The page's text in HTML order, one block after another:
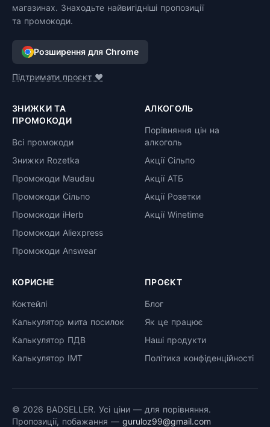
магазинах. Знаходьте найвигідніші пропозиції
та промокоди.
Розширення для Chrome
Підтримати проєкт ❤️
ЗНИЖКИ ТА
ПРОМОКОДИ
Всі промокоди
Знижки Rozetka
Промокоди Maudau
Промокоди Сільпо
Промокоди iHerb
Промокоди Aliexpress
Промокоди Answear
АЛКОГОЛЬ
Порівняння цін на
алкоголь
Акції Сільпо
Акції АТБ
Акції Розетки
Акції Winetime
КОРИСНЕ
Коктейлі
Калькулятор мита посилок
Калькулятор ПДВ
Калькулятор ІМТ
ПРОЄКТ
Блог
Як це працює
Наші продукти
Політика конфіденційності
© 2026 BADSELLER. Усі ціни — для порівняння.
Пропозиції, побажання — guruloz99@gmail.com